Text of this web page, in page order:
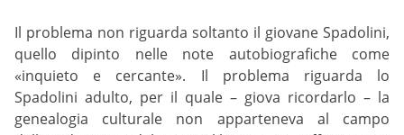
Il problema non riguarda soltanto il giovane Spadolini,
quello dipinto nelle note autobiografiche come
«inquieto e cercante». Il problema riguarda lo
Spadolini adulto, per il quale – giova ricordarlo – la
genealogia culturale non apparteneva al campo